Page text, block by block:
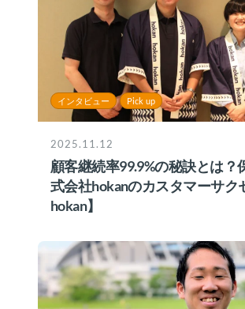
インタビュー Pick up
2025.11.12
顧客継続率99.9%の秘訣とは？
式会社hokanのカスタマーサク
hokan】